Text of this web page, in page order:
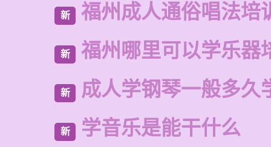
新 福州成人通俗唱法培
新 福州哪里可以学乐器
新 成人学钢琴一般多久
新 学音乐是能干什么